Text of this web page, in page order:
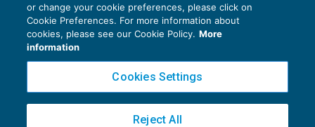
Privacy Policy
Cookie Policy
Copyright 2016 ©Gruppo Euroconference S.p.A.v2.32.4
Piazza Luigi Einaudi, 10N01 - 20124 Milano - info@ecnews.it
or change your cookie preferences, please click on
Cookie Preferences. For more information about
cookies, please see our Cookie Policy. More
information
Cookies Settings
Reject All